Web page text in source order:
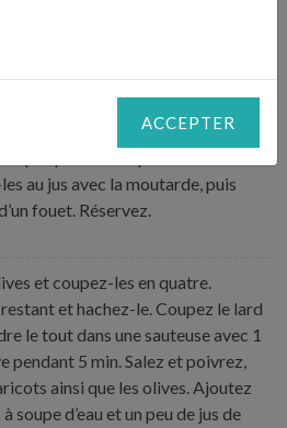
de papier aluminium et laissez
minutes.
cuisson dans un bol, puis déglacez
au jus avec la moutarde, puis
fouet. Réservez.
et coupez-les en quatre.
et hachez-le. Coupez le lard
le tout dans une sauteuse avec 1
pendant 5 min. Salez et poivrez,
ainsi que les olives. Ajoutez
soupe d’eau et un peu de jus de
ACCEPTER